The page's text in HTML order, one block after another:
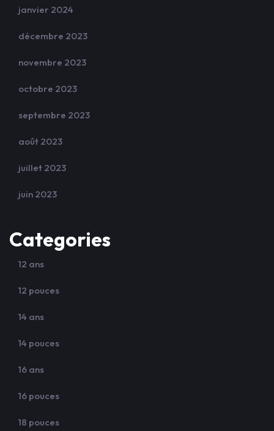
janvier 2024
décembre 2023
novembre 2023
octobre 2023
septembre 2023
août 2023
juillet 2023
juin 2023
Categories
12 ans
12 pouces
14 ans
14 pouces
16 ans
16 pouces
18 pouces